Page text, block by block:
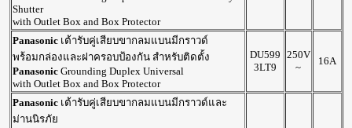
Shutter
with Outlet Box and Box Protector
Panasonicเต้ารับคู่เสียบขากลมแบนมีกราวด์
พร้อมกล่องและฝาครอบป้องกัน สำหรับติดตั้ง
PanasonicGrounding Duplex Universal
with Outlet Box and Box Protector
DU599
3LT9
250V
~
16A
Panasonicเต้ารับคู่เสียบขากลมแบนมีกราวด์และ
ม่านนิรภัย